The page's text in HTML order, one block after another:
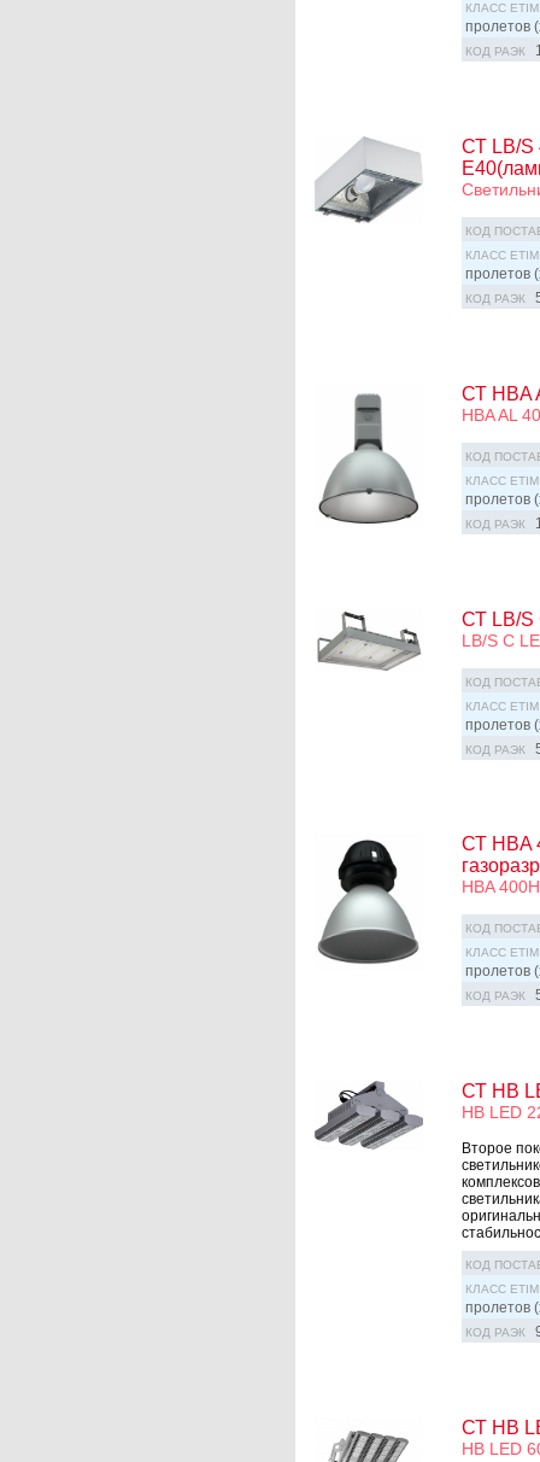
КЛАСС ETIM
пролетов
КОД РАЭК
СТ LB/S
КОД
КЛАСС ETIM
пролетов
КОД РАЭК
СТ HBA
HBA AL
КОД
КЛАСС ETIM
пролетов
КОД РАЭК
СТ LB/S
LB/S C
КОД
КЛАСС ETIM
пролетов
КОД РАЭК
СТ HBA
HBA
КОД
КЛАСС ETIM
пролетов
КОД РАЭК
СТ HB
HB LED
Второе
КОД
КЛАСС ETIM
пролетов
КОД РАЭК
СТ HB
HB LED